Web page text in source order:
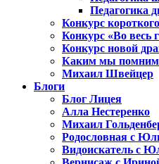
Педагогика
Конкурс
Конкурс «Во весь
Конкурс новой
Каким мы помним
Михаил Швейцер
Блоги
Блог Лицея
Алла Нестеренко
Михаил
Родословная с
Видоискатель с